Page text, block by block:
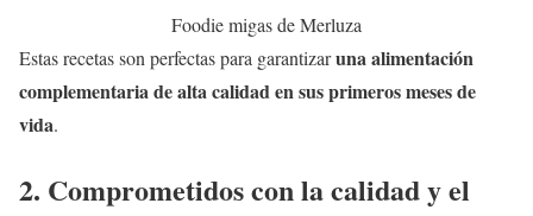
Foodie migas de Merluza
Estas recetas son perfectas para garantizaruna alimentación
complementaria de alta calidad en sus primeros meses de
vida.
2. Comprometidos con la calidad y el